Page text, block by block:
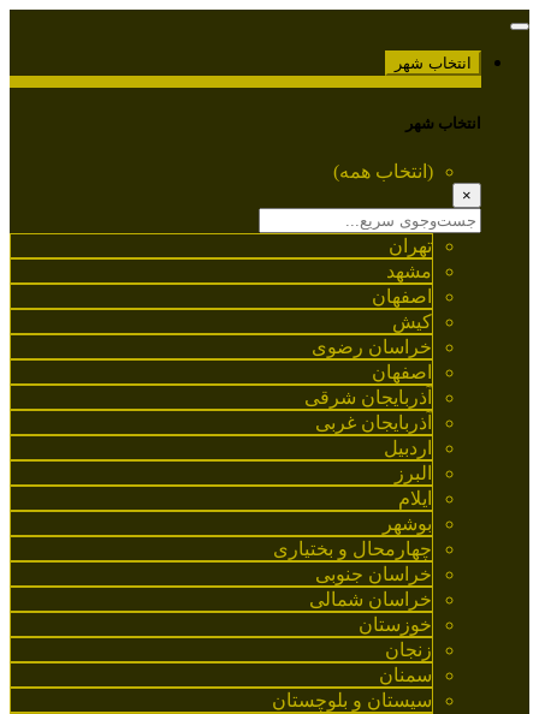
انتخاب شهر
انتخاب شهر
(انتخاب همه)
×
تهران
مشهد
اصفهان
کیش
خراسان رضوی
اصفهان
آذربایجان شرقی
آذربایجان غربی
اردبیل
البرز
ایلام
بوشهر
چهارمحال و بختیاری
خراسان جنوبی
خراسان شمالی
خوزستان
زنجان
سمنان
سیستان و بلوچستان